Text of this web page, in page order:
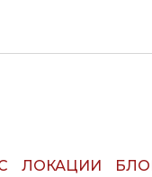
ЛОКАЦИИ